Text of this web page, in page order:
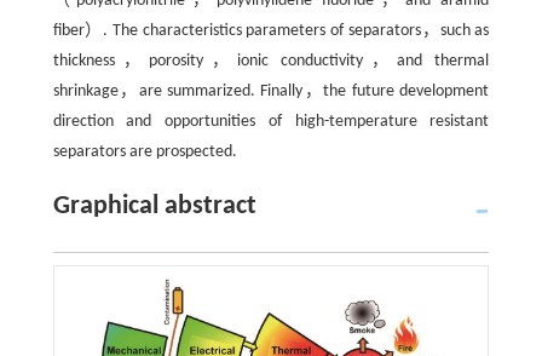
fiber）. The characteristics parameters of separators，such as
thickness，porosity，ionic conductivity，and thermal
shrinkage，are summarized. Finally，the future development
direction and opportunities of high-temperature resistant
separators are prospected.
Graphical abstract